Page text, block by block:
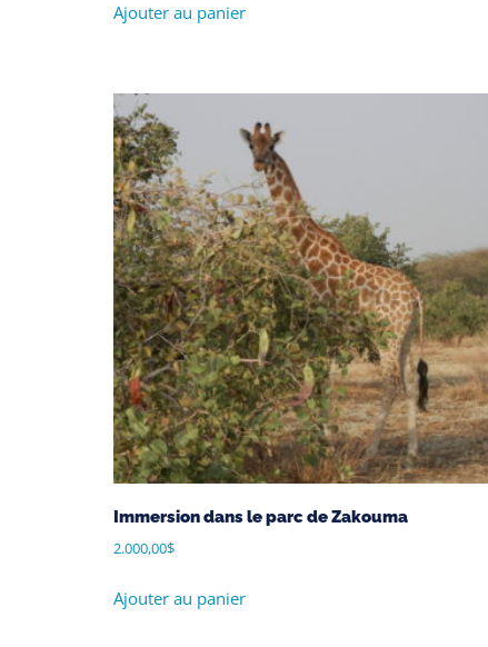
Ajouter au panier
Immersion dans le parc de Zakouma
2.000,00$
Ajouter au panier